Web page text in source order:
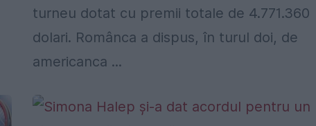
turneu dotat cu premii totale de 4.771.360
dolari. Românca a dispus, în turul doi, de
americanca ...